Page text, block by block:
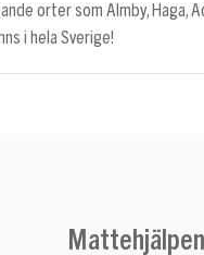
orter som Almby, Haga,
i hela Sverige!